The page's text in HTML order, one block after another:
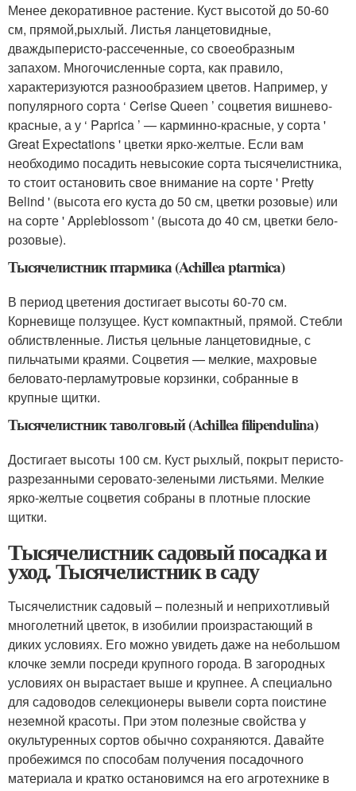
Менее декоративное растение. Куст высотой до 50-60
см, прямой,рыхлый. Листья ланцетовидные,
дваждыперисто-рассеченные, со своеобразным
запахом. Многочисленные сорта, как правило,
характеризуются разнообразием цветов. Например, у
популярного сорта ‘ Cerise Queen ’ соцветия вишнево-
красные, а у ‘ Paprica ’ — карминно-красные, у сорта '
Great Expectations ' цветки ярко-желтые. Если вам
необходимо посадить невысокие сорта тысячелистника,
то стоит остановить свое внимание на сорте ' Pretty
Belind ' (высота его куста до 50 см, цветки розовые) или
на сорте ' Appleblossom ' (высота до 40 см, цветки бело-
розовые).
Тысячелистник птармика (Achillea ptarmica)
В период цветения достигает высоты 60-70 см.
Корневище ползущее. Куст компактный, прямой. Стебли
облиствленные. Листья цельные ланцетовидные, с
пильчатыми краями. Соцветия — мелкие, махровые
беловато-перламутровые корзинки, собранные в
крупные щитки.
Тысячелистник таволговый (Achillea filipendulina)
Достигает высоты 100 см. Куст рыхлый, покрыт перисто-
разрезанными серовато-зелеными листьями. Мелкие
ярко-желтые соцветия собраны в плотные плоские
щитки.
Тысячелистник садовый посадка и
уход. Тысячелистник в саду
Тысячелистник садовый – полезный и неприхотливый
многолетний цветок, в изобилии произрастающий в
диких условиях. Его можно увидеть даже на небольшом
клочке земли посреди крупного города. В загородных
условиях он вырастает выше и крупнее. А специально
для садоводов селекционеры вывели сорта поистине
неземной красоты. При этом полезные свойства у
окультуренных сортов обычно сохраняются. Давайте
пробежимся по способам получения посадочного
материала и кратко остановимся на его агротехнике в